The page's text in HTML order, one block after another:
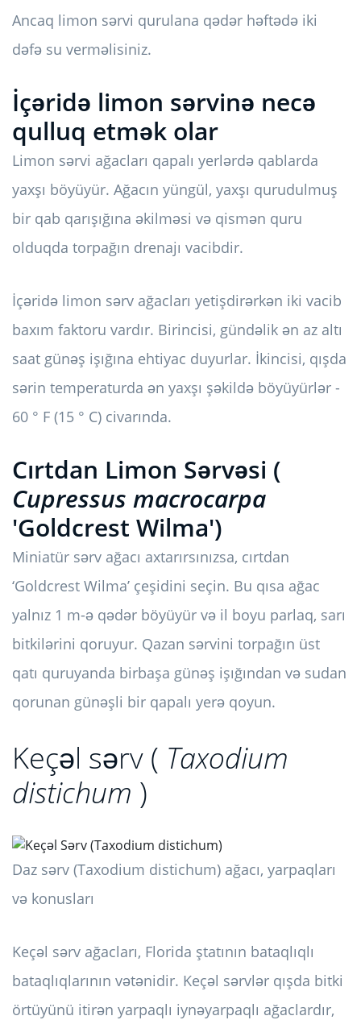
Ancaq limon sərvi qurulana qədər həftədə iki
dəfə su verməlisiniz.
İçəridə limon sərvinə necə
qulluq etmək olar
Limon sərvi ağacları qapalı yerlərdə qablarda
yaxşı böyüyür. Ağacın yüngül, yaxşı qurudulmuş
bir qab qarışığına əkilməsi və qismən quru
olduqda torpağın drenajı vacibdir.
İçəridə limon sərv ağacları yetişdirərkən iki vacib
baxım faktoru vardır. Birincisi, gündəlik ən az altı
saat günəş işığına ehtiyac duyurlar. İkincisi, qışda
sərin temperaturda ən yaxşı şəkildə böyüyürlər -
60 ° F (15 ° C) civarında.
Cırtdan Limon Sərvəsi (
Cupressus macrocarpa
'Goldcrest Wilma')
Miniatür sərv ağacı axtarırsınızsa, cırtdan
‘Goldcrest Wilma’ çeşidini seçin. Bu qısa ağac
yalnız 1 m-ə qədər böyüyür və il boyu parlaq, sarı
bitkilərini qoruyur. Qazan sərvini torpağın üst
qatı quruyanda birbaşa günəş işığından və sudan
qorunan günəşli bir qapalı yerə qoyun.
Keçəl sərv ( Taxodium
distichum )
Daz sərv (Taxodium distichum) ağacı, yarpaqları
və konusları
Keçəl sərv ağacları, Florida ştatının bataqlıqlı
bataqlıqlarının vətənidir. Keçəl sərvlər qışda bitki
örtüyünü itirən yarpaqlı iynəyarpaqlı ağaclardır,